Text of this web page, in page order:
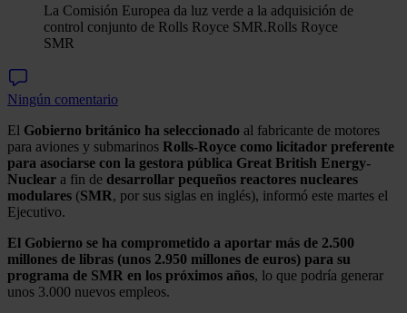
La Comisión Europea da luz verde a la adquisición de
control conjunto de Rolls Royce SMR.Rolls Royce
SMR
Ningún comentario
El Gobierno británico ha seleccionado al fabricante de motores
para aviones y submarinos Rolls-Royce como licitador preferente
para asociarse con la gestora pública Great British Energy-
Nuclear a fin de desarrollar pequeños reactores nucleares
modulares (SMR, por sus siglas en inglés), informó este martes el
Ejecutivo.
El Gobierno se ha comprometido a aportar más de 2.500
millones de libras (unos 2.950 millones de euros) para su
programa de SMR en los próximos años, lo que podría generar
unos 3.000 nuevos empleos.